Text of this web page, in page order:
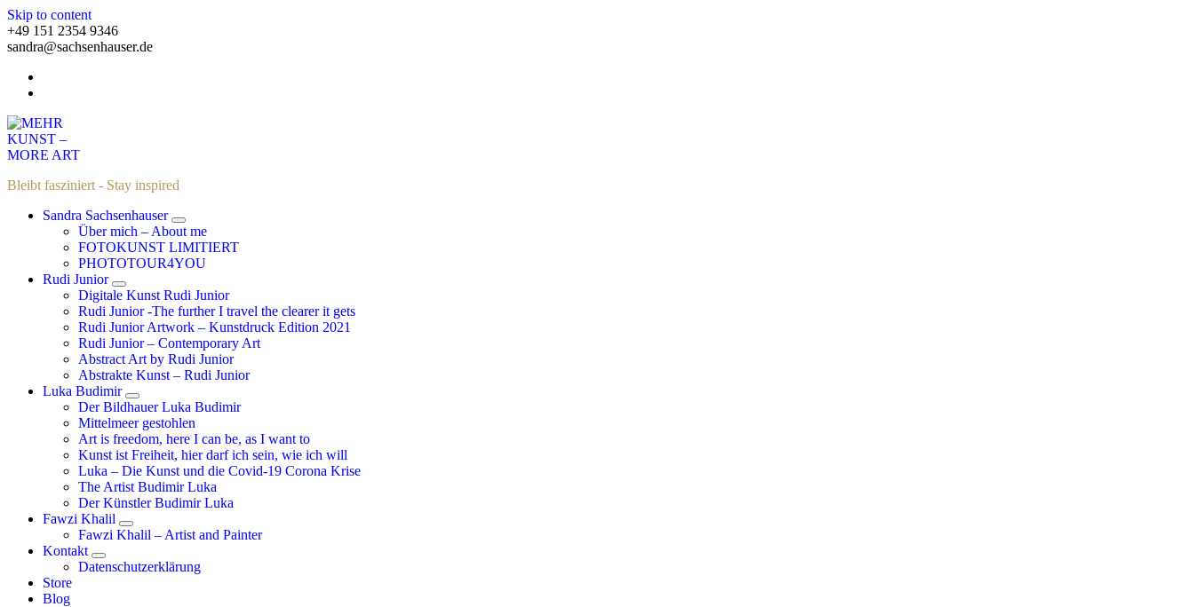
Skip to content
+49 151 2354 9346
sandra@sachsenhauser.de
Bleibt fasziniert - Stay inspired
Sandra Sachsenhauser
Über mich – About me
FOTOKUNST LIMITIERT
PHOTOTOUR4YOU
Rudi Junior
Digitale Kunst Rudi Junior
Rudi Junior -The further I travel the clearer it gets
Rudi Junior Artwork – Kunstdruck Edition 2021
Rudi Junior – Contemporary Art
Abstract Art by Rudi Junior
Abstrakte Kunst – Rudi Junior
Luka Budimir
Der Bildhauer Luka Budimir
Mittelmeer gestohlen
Art is freedom, here I can be, as I want to
Kunst ist Freiheit, hier darf ich sein, wie ich will
Luka – Die Kunst und die Covid-19 Corona Krise
The Artist Budimir Luka
Der Künstler Budimir Luka
Fawzi Khalil
Fawzi Khalil – Artist and Painter
Kontakt
Datenschutzerklärung
Store
Blog